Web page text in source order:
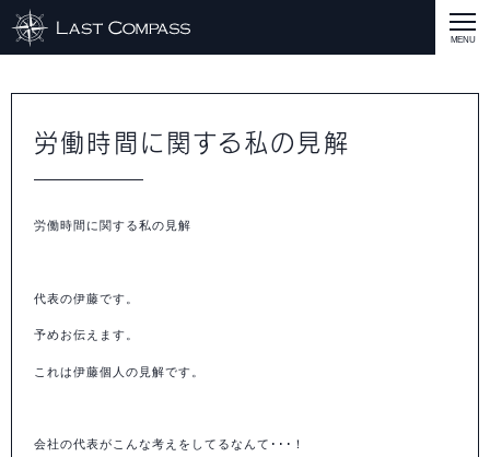
CASE
SERVICE MENU
SERVICE MENU
商品戦略
人材開発
評価制度
集客改善
コスト削減
買取再販
集客改善
営業戦略
STAFF BLOG
すべての説明会情報
事業開発に関して
人材に関して
集客に関して
営業に関して
コストに関して
RECRUIT
COMPASS PORT
労働時間に関する私の見解
労働時間に関する私の見解
代表の伊藤です。
予めお伝えます。
これは伊藤個人の見解です。
会社の代表がこんな考えをしてるなんて･･･！